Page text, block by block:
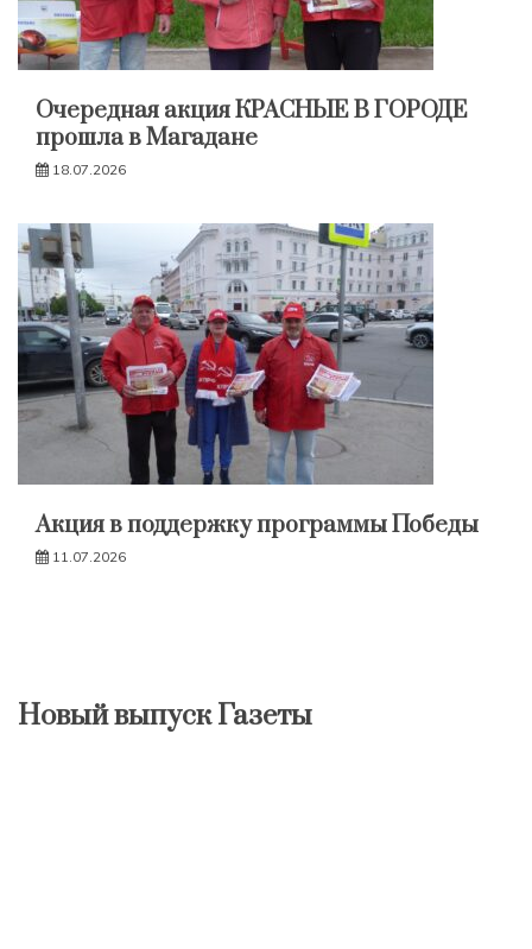
Очередная акция КРАСНЫЕ В ГОРОДЕ
прошла в Магадане
18.07.2026
Акция в поддержку программы Победы
11.07.2026
Новый выпуск Газеты